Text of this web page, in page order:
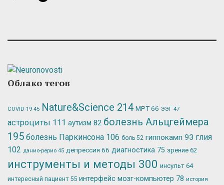
Облако тегов
COVID-19 45 Nature&Science 214 МРТ66 ЭЭГ 47
астроциты 111 аутизм 82 болезнь Альцгеймера
195 болезнь Паркинсона 106 боль 52 гиппокамп 93 глия
102 данио-рерио 45 депрессия 66 диагностика 75 зрение 62
инструменты и методы 300 инсульт 64
интересный пациент 55 интерфейс мозг-компьютер 78 история